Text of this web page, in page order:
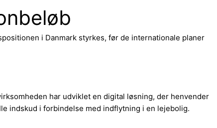
i Danmark styrkes, før de internationale planer
har udviklet en digital løsning, der henvender
indskud i forbindelse med indflytning i en lejebolig.